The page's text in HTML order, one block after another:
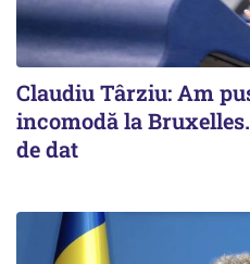
Claudiu Târziu: Am
incomodă la
de dat